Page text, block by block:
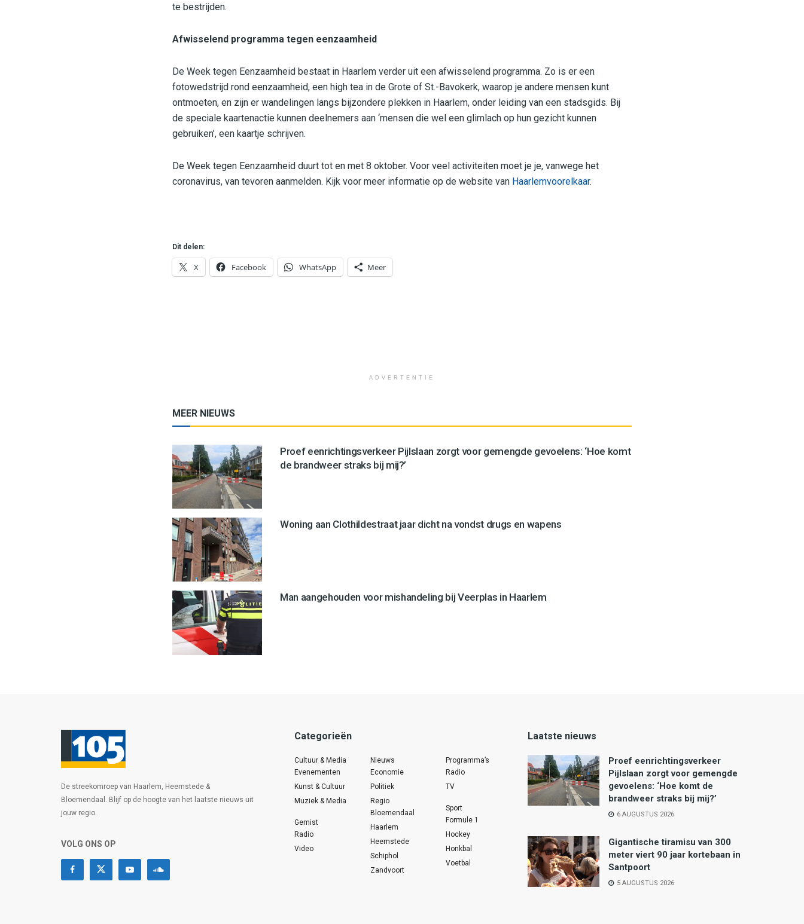
te bestrijden.
Afwisselend programma tegen eenzaamheid
De Week tegen Eenzaamheid bestaat in Haarlem verder uit een afwisselend programma. Zo is er een
fotowedstrijd rond eenzaamheid, een high tea in de Grote of St.-Bavokerk, waarop je andere mensen kunt
ontmoeten, en zijn er wandelingen langs bijzondere plekken in Haarlem, onder leiding van een stadsgids. Bij
de speciale kaartenactie kunnen deelnemers aan ‘mensen die wel een glimlach op hun gezicht kunnen
gebruiken’, een kaartje schrijven.
De Week tegen Eenzaamheid duurt tot en met 8 oktober. Voor veel activiteiten moet je je, vanwege het
coronavirus, van tevoren aanmelden. Kijk voor meer informatie op de website van Haarlemvoorelkaar.
Dit delen:
X Facebook WhatsApp Meer
ADVERTENTIE
MEER NIEUWS
Proef eenrichtingsverkeer Pijlslaan zorgt voor gemengde gevoelens: ‘Hoe komt
de brandweer straks bij mij?’
Woning aan Clothildestraat jaar dicht na vondst drugs en wapens
Man aangehouden voor mishandeling bij Veerplas in Haarlem
De streekomroep van Haarlem, Heemstede &
Bloemendaal. Blijf op de hoogte van het laatste nieuws uit
jouw regio.
VOLG ONS OP
Categorieën
Cultuur & Media
Evenementen
Kunst & Cultuur
Muziek & Media
Gemist
Radio
Video
Nieuws
Economie
Politiek
Regio
Bloemendaal
Haarlem
Heemstede
Schiphol
Zandvoort
Programma’s
Radio
TV
Sport
Formule 1
Hockey
Honkbal
Voetbal
Laatste nieuws
Proef eenrichtingsverkeer
Pijlslaan zorgt voor gemengde
gevoelens: ‘Hoe komt de
brandweer straks bij mij?’
6 AUGUSTUS 2026
Gigantische tiramisu van 300
meter viert 90 jaar kortebaan in
Santpoort
5 AUGUSTUS 2026